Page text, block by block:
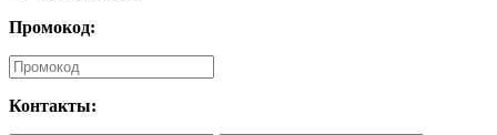
Промокод:
Контакты: